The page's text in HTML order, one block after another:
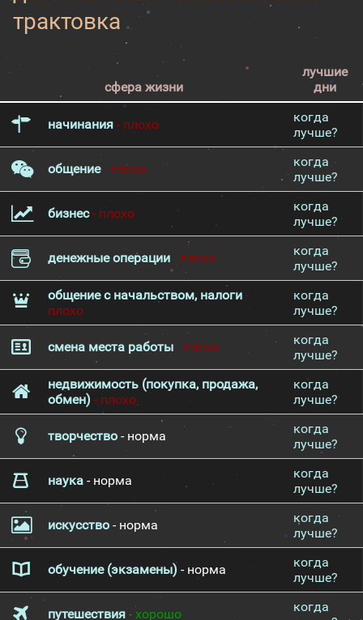
трактовка
сфера жизни
лучшие
дни
начинания - плохо
когда
лучше?
общение- плохо
когда
лучше?
бизнес- плохо
когда
лучше?
денежные операции - плохо
когда
лучше?
общение с начальством, налоги -
плохо
когда
лучше?
смена места работы - плохо
когда
лучше?
недвижимость (покупка, продажа,
обмен) - плохо
когда
лучше?
творчество - норма
когда
лучше?
наука - норма
когда
лучше?
искусство - норма
когда
лучше?
обучение (экзамены) - норма
когда
лучше?
путешествия - хорошо
когда